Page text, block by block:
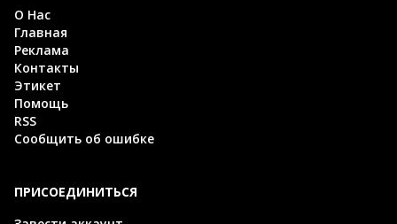
О Нас
Главная
Реклама
Контакты
Этикет
Помощь
RSS
Сообщить об ошибке
ПРИСОЕДИНИТЬСЯ